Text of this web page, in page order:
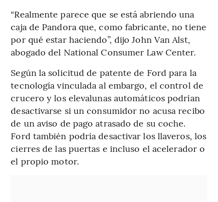
“Realmente parece que se está abriendo una
caja de Pandora que, como fabricante, no tiene
por qué estar haciendo”, dijo John Van Alst,
abogado del National Consumer Law Center.
Según la solicitud de patente de Ford para la
tecnología vinculada al embargo, el control de
crucero y los elevalunas automáticos podrían
desactivarse si un consumidor no acusa recibo
de un aviso de pago atrasado de su coche.
Ford también podría desactivar los llaveros, los
cierres de las puertas e incluso el acelerador o
el propio motor.